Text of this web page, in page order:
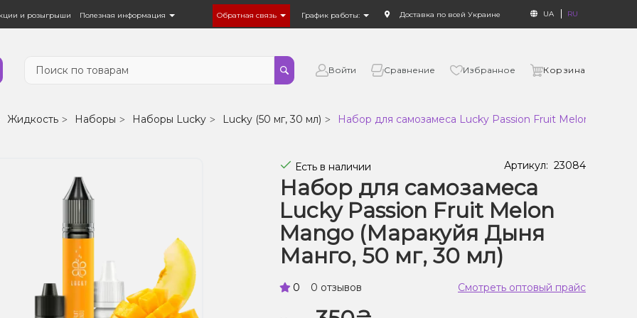
и розыгрыши Полезная информация Обратная связь График работы: Доставка по всей Украине UA RU
Войти Сравнение Избранное Корзина
Жидкость Наборы Наборы Lucky Lucky (50 мг, 30 мл) Набор для самозамеса Lucky Passion Fruit Melon Mango
Есть в наличии Артикул: 23084
Набор для самозамеса
Lucky Passion Fruit Melon
Mango (Маракуйя Дыня
Манго, 50 мг, 30 мл)
0 0 отзывов Смотреть оптовый прайс